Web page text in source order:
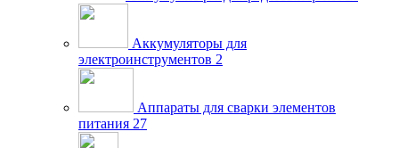
Аккумуляторы для
электроинструментов 2
Аппараты для сварки элементов
питания 27